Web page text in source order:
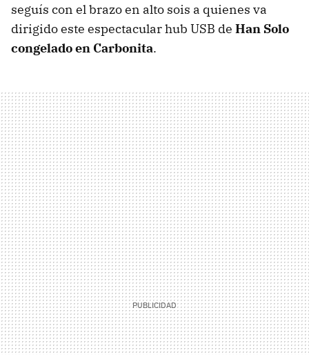
seguís con el brazo en alto sois a quienes va
dirigido este espectacular hub USB de Han Solo
congelado en Carbonita.